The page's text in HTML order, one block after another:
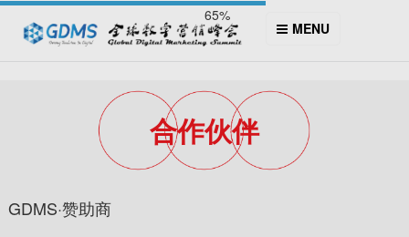
MENU
合作伙伴
GDMS·赞助商
65%